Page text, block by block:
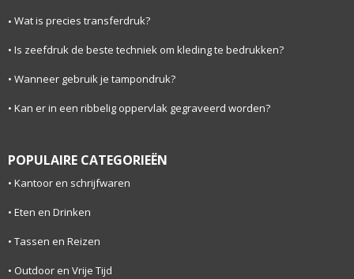
Wat is precies transferdruk?
Is zeefdruk de beste techniek om kleding te bedrukken?
Wanneer gebruik je tampondruk?
Kan er in een ribbelig oppervlak gegraveerd worden?
POPULAIRE CATEGORIEËN
Kantoor en schrijfwaren
Eten en Drinken
Tassen en Reizen
Outdoor en Vrije Tijd